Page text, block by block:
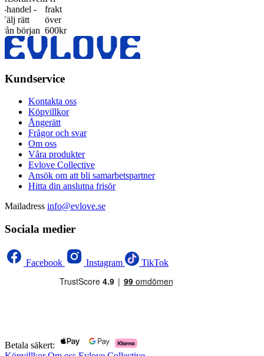
-
frakt
över
600kr
Kundservice
Kontakta oss
Köpvillkor
Ångerätt
Frågor och svar
Om oss
Våra produkter
Evlove Collective
Ansök om att bli samarbetspartner
Hitta din anslutna frisör
Mailadress info@evlove.se
Sociala medier
Facebook Instagram TikTok
Betala säkert: